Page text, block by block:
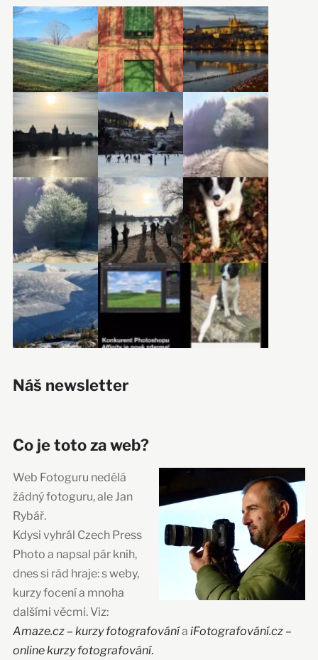
Náš newsletter
Co je toto za web?
Web Fotoguru nedělá
žádný fotoguru, ale Jan
Rybář.
Kdysi vyhrál Czech Press
Photo a napsal pár knih,
dnes si rád hraje: s weby,
kurzy focení a mnoha
dalšími věcmi. Viz:
Amaze.cz – kurzy fotografovánía iFotografování.cz –
online kurzy fotografování.